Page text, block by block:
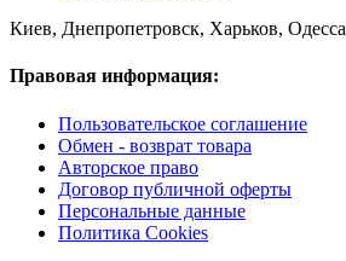
Киев, Днепропетровск, Харьков, Одесса
Правовая информация:
Пользовательское соглашение
Обмен - возврат товара
Авторское право
Договор публичной оферты
Персональные данные
Политика Cookies